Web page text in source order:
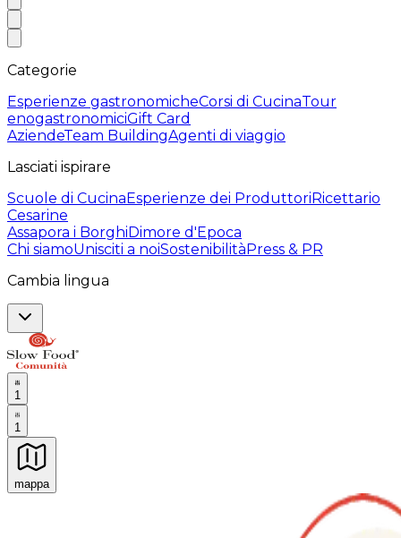
Categorie
Esperienze gastronomicheCorsi di CucinaTour
enogastronomiciGift Card
AziendeTeam BuildingAgenti di viaggio
Lasciati ispirare
Scuole di CucinaEsperienze dei ProduttoriRicettario
Cesarine
Assapora i BorghiDimore d'Epoca
Chi siamoUnisciti a noiSostenibilitàPress & PR
Cambia lingua
1
1
mappa
Esperienze culinarie indimenticabili: Esperienze